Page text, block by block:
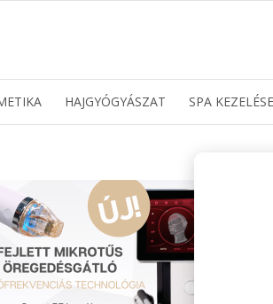
HAJGYÓGYÁSZAT SPA